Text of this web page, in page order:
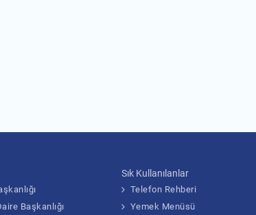
Başkanlığı
Sık Kullanılanlar
Telefon Rehberi
Yemek Menüsü